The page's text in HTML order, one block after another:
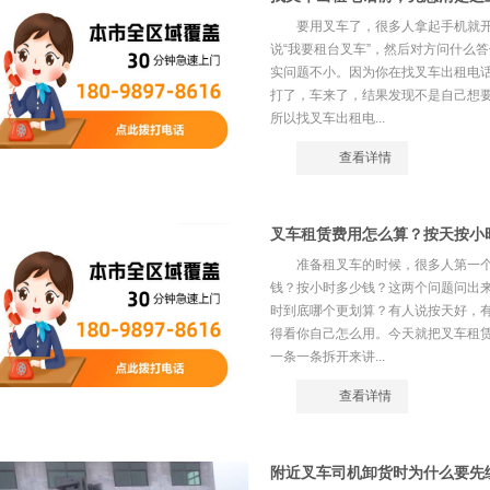
要用叉车了，很多人拿起手机就
说“我要租台叉车”，然后对方问什么
实问题不小。因为你在找叉车出租电
打了，车来了，结果发现不是自己想
所以找叉车出租电...
查看详情
叉车租赁费用怎么算？按天按
准备租叉车的时候，很多人第一
钱？按小时多少钱？这两个问题问出
时到底哪个更划算？有人说按天好，
得看你自己怎么用。今天就把叉车租
一条一条拆开来讲...
查看详情
附近叉车司机卸货时为什么要先